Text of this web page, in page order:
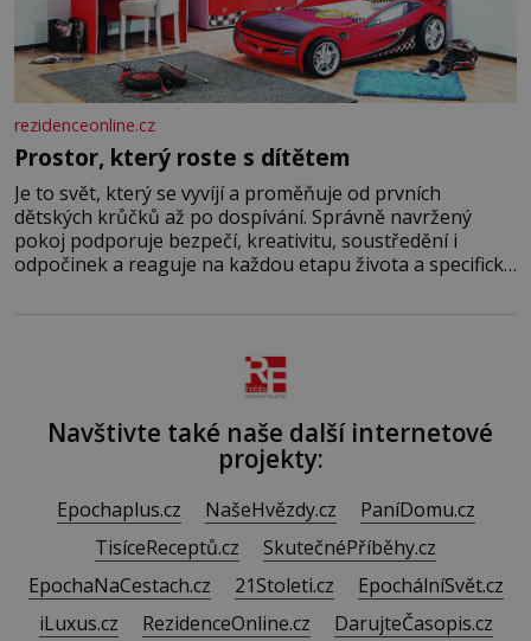
rezidenceonline.cz
Prostor, který roste s dítětem
Je to svět, který se vyvíjí a proměňuje od prvních
dětských krůčků až po dospívání. Správně navržený
pokoj podporuje bezpečí, kreativitu, soustředění i
odpočinek a reaguje na každou etapu života a specifické
Navštivte také naše další internetové
projekty:
Epochaplus.cz NašeHvězdy.cz
PaníDomu.cz
TisíceReceptů.cz
SkutečnéPříběhy.cz
EpochaNaCestach.cz
21Stoleti.cz
EpochálníSvět.cz
iLuxus.cz
RezidenceOnline.cz DarujteČasopis.cz